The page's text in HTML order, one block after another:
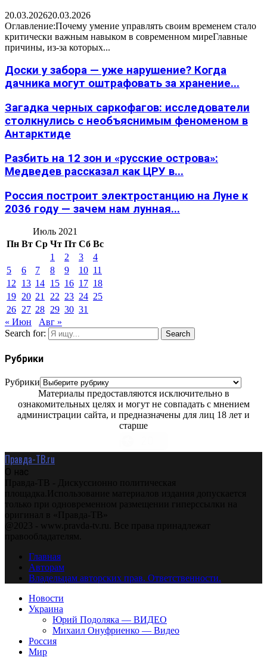
20.03.202620.03.2026
Оглавление:Почему умение управлять своим временем стало
критически важным навыком в современном миреГлавные
причины, из-за которых...
Доски у забора — уже нарушение? Когда
дачника могут оштрафовать за хранение...
Загадка черных саркофагов: исследователи
столкнулись с необъяснимым феноменом в
Антарктиде
Разбить на 12 зон и «русские острова»:
Медведев рассказал как ЦРУ в...
Россия построит электростанцию на Луне к
2036 году — зачем нам лунная...
Июль 2021
Пн Вт Ср Чт Пт Сб Вс
1
2 3
4
5
6 7 8 9 10 11
12
13 14 15 16 17 18
19 20 21 22 23 24 25
26 27 28 29 30 31
« Июн
Авг »
Search for:
Search
Рубрики
Рубрики
Материалы предоставляются исключительно в
ознакомительных целях и могут не совпадать с мнением
администрации сайта, и предназначены для лиц 18 лет и
старше
Правда-ТВ.ru
О нас
Правда-ТВ - Дискуссионно политическая
площадка.Использование материалов издания допускается
только при одновременном размещении гиперссылки на
оригинал в «Правда-ТВ»
@2023 - www.pravda-tv.ru. Все права принадлежат
правообладателям.
Главная
Авторам
Владельцам авторских прав. Ответственности.
Новости
Украина
Юрий Подоляка — ВИДЕО
Михаил Онуфриенко — Видео
Россия
Мир